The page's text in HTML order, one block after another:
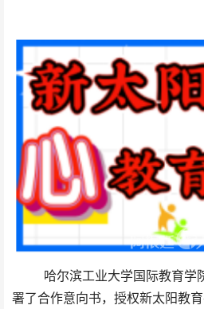
哈尔滨工业大学国际教育学
署了合作意向书，授权新太阳教
哈工大国际教育学院授权新
育在阿根廷拓展优质生源